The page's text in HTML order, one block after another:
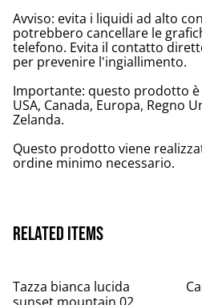
Avviso: evita i liquidi ad alto
potrebbero cancellare le
telefono. Evita il contatto
per prevenire l'ingiallimento.
Importante: questo prodotto
USA, Canada, Europa, Regno
Zelanda.
Questo prodotto viene
ordine minimo necessario.
Related items
Tazza bianca lucida